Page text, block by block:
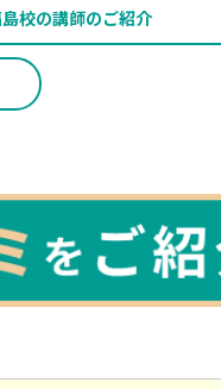
校の講師のご紹介